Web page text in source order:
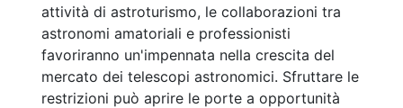
attività di astroturismo, le collaborazioni tra
astronomi amatoriali e professionisti
favoriranno un'impennata nella crescita del
mercato dei telescopi astronomici. Sfruttare le
restrizioni può aprire le porte a opportunità